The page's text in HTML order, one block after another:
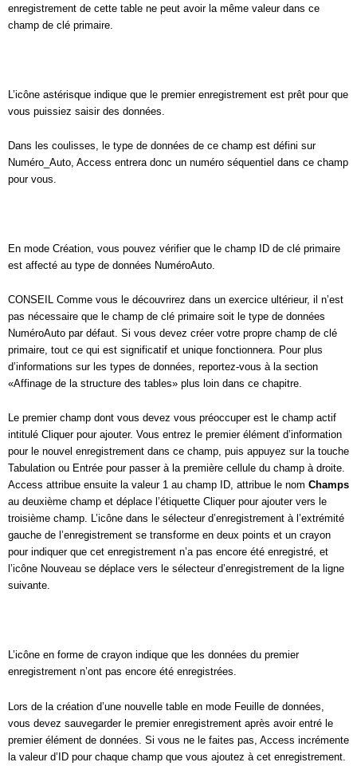
enregistrement de cette table ne peut avoir la même valeur dans ce
champ de clé primaire.
L’icône astérisque indique que le premier enregistrement est prêt pour que
vous puissiez saisir des données.
Dans les coulisses, le type de données de ce champ est défini sur
Numéro_Auto, Access entrera donc un numéro séquentiel dans ce champ
pour vous.
En mode Création, vous pouvez vérifier que le champ ID de clé primaire
est affecté au type de données NuméroAuto.
CONSEIL Comme vous le découvrirez dans un exercice ultérieur, il n’est
pas nécessaire que le champ de clé primaire soit le type de données
NuméroAuto par défaut. Si vous devez créer votre propre champ de clé
primaire, tout ce qui est significatif et unique fonctionnera. Pour plus
d’informations sur les types de données, reportez-vous à la section
«Affinage de la structure des tables» plus loin dans ce chapitre.
Le premier champ dont vous devez vous préoccuper est le champ actif
intitulé Cliquer pour ajouter. Vous entrez le premier élément d’information
pour le nouvel enregistrement dans ce champ, puis appuyez sur la touche
Tabulation ou Entrée pour passer à la première cellule du champ à droite.
Access attribue ensuite la valeur 1 au champ ID, attribue le nom Champs
au deuxième champ et déplace l’étiquette Cliquer pour ajouter vers le
troisième champ. L’icône dans le sélecteur d’enregistrement à l’extrémité
gauche de l’enregistrement se transforme en deux points et un crayon
pour indiquer que cet enregistrement n’a pas encore été enregistré, et
l’icône Nouveau se déplace vers le sélecteur d’enregistrement de la ligne
suivante.
L’icône en forme de crayon indique que les données du premier
enregistrement n’ont pas encore été enregistrées.
Lors de la création d’une nouvelle table en mode Feuille de données,
vous devez sauvegarder le premier enregistrement après avoir entré le
premier élément de données. Si vous ne le faites pas, Access incrémente
la valeur d’ID pour chaque champ que vous ajoutez à cet enregistrement.